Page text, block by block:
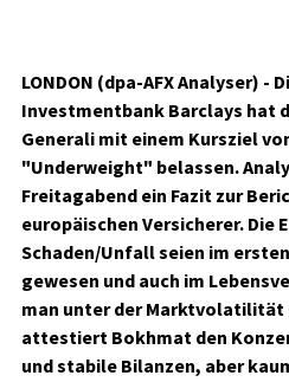
LONDON (dpa-AFX Analyser) -
Investmentbank Barclays hat
Generali mit einem Kursziel
"Underweight" belassen.
Freitagabend ein Fazit zur
europäischen Versicherer. Die
Schaden/Unfall seien im
gewesen und auch im
man unter der
attestiert Bokhmat den
und stabile Bilanzen, aber